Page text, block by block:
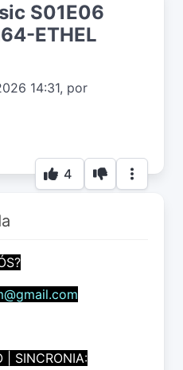
S01E06
ETHEL
14:31, por
4
| SINCRONIA: